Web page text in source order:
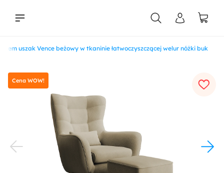
uszak Vence beżowy w tkaninie łatwoczyszczącej welur nóżki buk
Cena WOW!